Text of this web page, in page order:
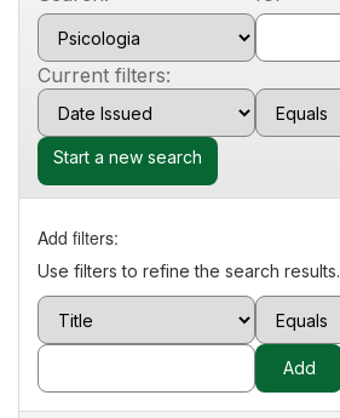
Current filters:
Start a new search
Add filters:
Use filters to refine the search results.